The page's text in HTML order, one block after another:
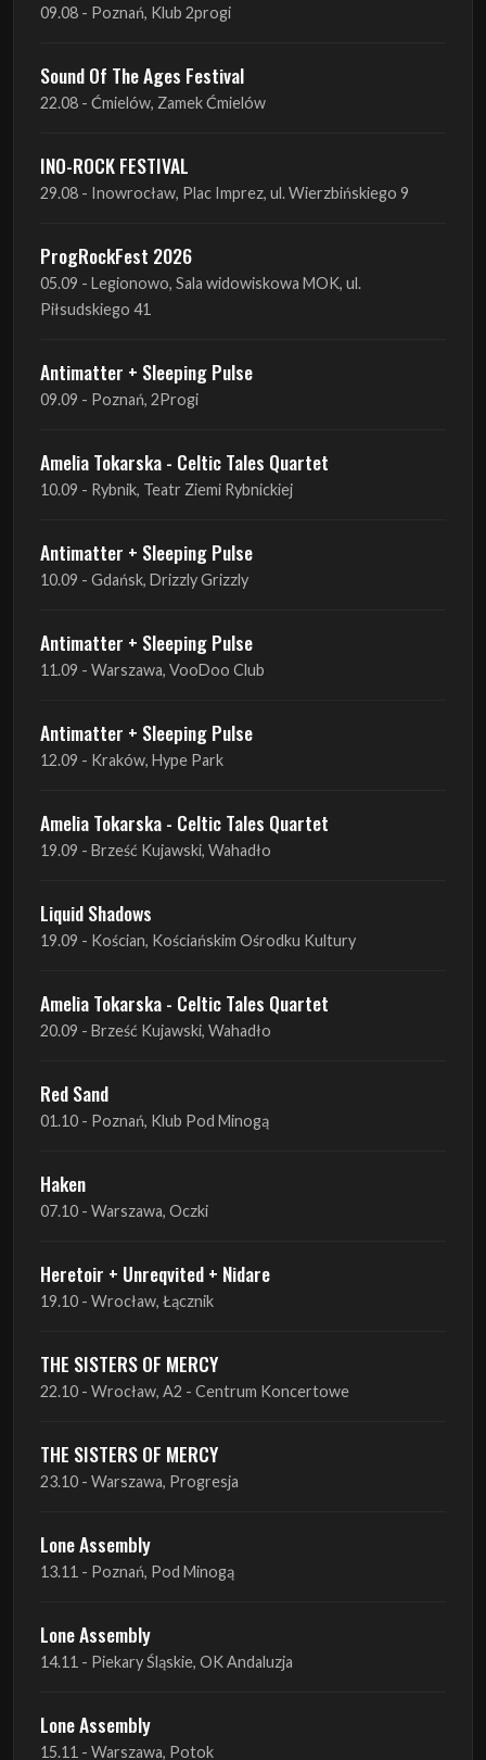
INO-ROCK FESTIVAL
29.08 - Inowrocław, Plac Imprez, ul. Wierzbińskiego 9
ProgRockFest 2026
Antimatter + Sleeping Pulse
09.09 - Poznań, 2Progi
Amelia Tokarska - Celtic Tales Quartet
10.09 - Rybnik, Teatr Ziemi Rybnickiej
Antimatter + Sleeping Pulse
Antimatter + Sleeping Pulse
11.09 - Warszawa, VooDoo Club
Antimatter + Sleeping Pulse
12.09 - Kraków, Hype Park
Amelia Tokarska - Celtic Tales Quartet
19.09 - Brześć Kujawski, Wahadło
Liquid Shadows
19.09 - Kościan, Kościańskim Ośrodku Kultury
Amelia Tokarska - Celtic Tales Quartet
20.09 - Brześć Kujawski, Wahadło
Red Sand
Haken
Heretoir + Unreqvited + Nidare
THE SISTERS OF MERCY
22.10 - Wrocław, A2 - Centrum Koncertowe
THE SISTERS OF MERCY
Lone Assembly
Lone Assembly
14.11 - Piekary Śląskie, OK Andaluzja
Lone Assembly
15.11 - Warszawa, Potok